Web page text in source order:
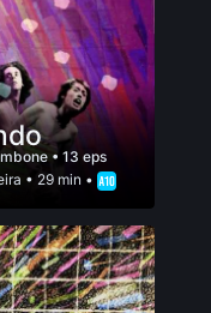
• 13 eps
• 29 min •